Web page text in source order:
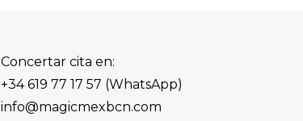
Concertar cita en:
+34 619 77 17 57 (WhatsApp)
info@magicmexbcn.com